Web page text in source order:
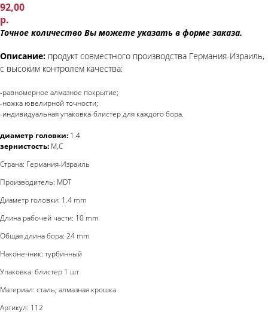
92,00
р.
Точное количество Вы можете указать в форме заказа.
Описание: продукт совместного производства Германия-Израиль,
с высоким контролем качества:
-равномерное алмазное покрытие;
-ножка ювелирной точности;
-индивидуальная упаковка-блистер для каждого бора.
диаметр головки: 1.4
зернистость: M,C
Страна: Германия-Израиль
Производитель: MDT
Диаметр головки: 1.4 mm
Длина рабочей части: 10 mm
Общая длина бора: 24 mm
Наконечник: турбинный
Упаковка: блистер 1 шт
Материал: сталь, алмазная крошка
Артикул: 112